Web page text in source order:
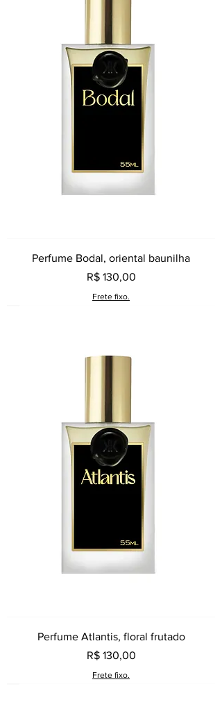
Perfume Bodal, oriental baunilha
Preço
R$ 130,00
Frete fixo.
Perfume Atlantis, floral frutado
Preço
R$ 130,00
Frete fixo.